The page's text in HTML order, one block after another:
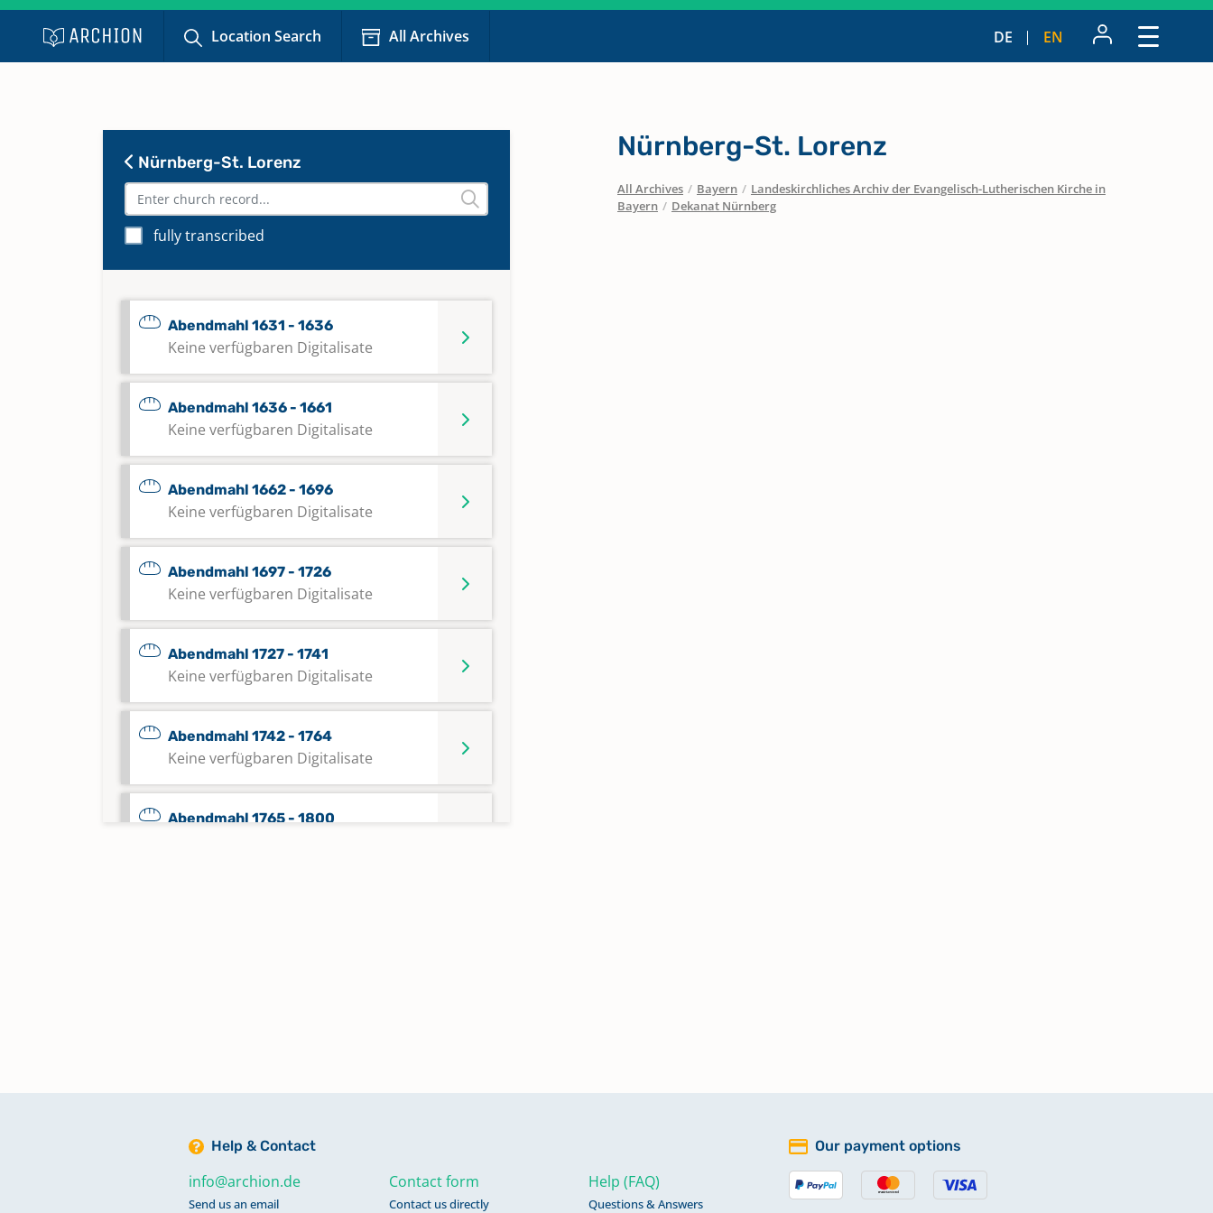
Location Search All Archives DE EN
Nürnberg-St. Lorenz
fully transcribed
Abendmahl 1631 - 1636
Keine verfügbaren Digitalisate
Abendmahl 1636 - 1661
Keine verfügbaren Digitalisate
Abendmahl 1662 - 1696
Keine verfügbaren Digitalisate
Abendmahl 1697 - 1726
Keine verfügbaren Digitalisate
Abendmahl 1727 - 1741
Keine verfügbaren Digitalisate
Abendmahl 1742 - 1764
Keine verfügbaren Digitalisate
Abendmahl 1765 - 1800
Keine verfügbaren Digitalisate
Nürnberg-St. Lorenz
All Archives / Bayern / Landeskirchliches Archiv der Evangelisch-Lutherischen Kirche in
Bayern / Dekanat Nürnberg
Help & Contact
info@archion.de
Send us an email
Contact form
Contact us directly
Help (FAQ)
Questions & Answers
Our payment options